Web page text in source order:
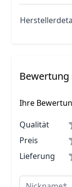
Ihre
Qualität
Preis
Lieferung
Nickname